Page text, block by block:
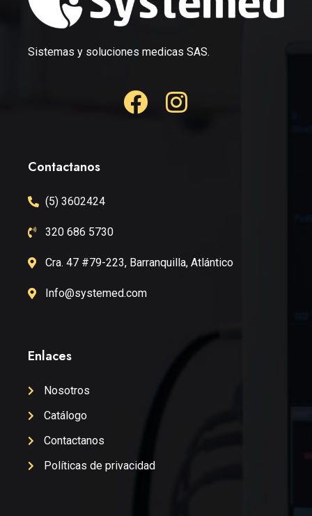
Sistemas y soluciones medicas SAS.
Contactanos
(5) 3602424
320 686 5730
Cra. 47 #79-223, Barranquilla, Atlántico
Info@systemed.com
Enlaces
Nosotros
Catálogo
Contactanos
Políticas de privacidad